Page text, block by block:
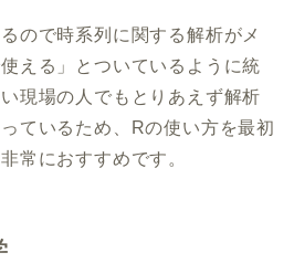
ので時系列に関する解析がメ
える」とついているように統
現場の人でもとりあえず解析
ているため、Rの使い方を最初
常におすすめです。